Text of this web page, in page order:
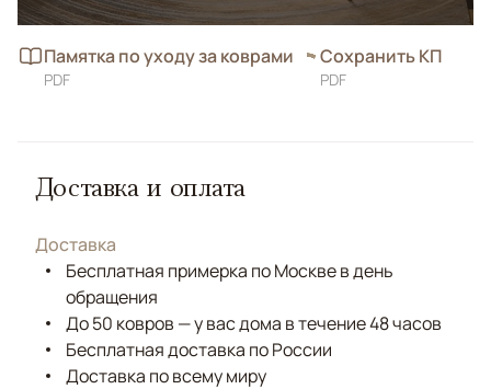
Памятка по уходу за коврами
PDF
Сохранить КП
PDF
Доставка и оплата
Доставка
Бесплатная примерка по Москве в день
обращения
До 50 ковров — у вас дома в течение 48 часов
Бесплатная доставка по России
Доставка по всему миру